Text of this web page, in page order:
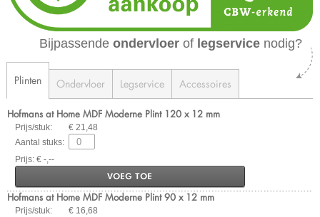
Bijpassende ondervloer of legservice nodig?
Plinten Ondervloer Legservice Accessoires
Hofmans at Home MDF Moderne Plint 120 x 12 mm
Prijs/stuk:
€ 21,48
Aantal stuks:
Prijs: € -,--
VOEG TOE
Hofmans at Home MDF Moderne Plint 90 x 12 mm
Prijs/stuk:
€ 16,68